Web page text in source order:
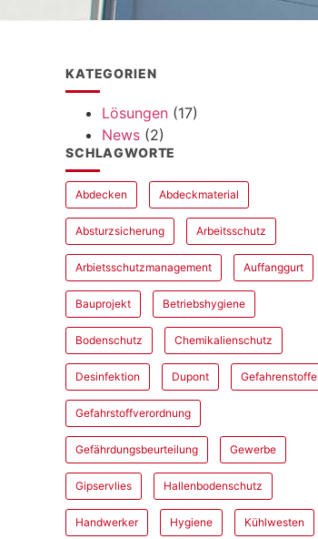
KATEGORIEN
Lösungen (17)
News (2)
SCHLAGWORTE
Abdecken Abdeckmaterial
Absturzsicherung Arbeitsschutz
Arbietsschutzmanagement Auffanggurt
Bauprojekt Betriebshygiene
Bodenschutz Chemikalienschutz
Desinfektion Dupont Gefahrenstoffe
Gefahrstoffverordnung
Gefährdungsbeurteilung Gewerbe
Gipservlies Hallenbodenschutz
Handwerker Hygiene Kühlwesten